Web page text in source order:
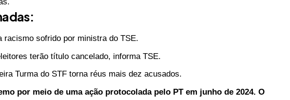
racismo sofrido por ministra do TSE.
terão título cancelado, informa TSE.
Turma do STF torna réus mais dez acusados.
por meio de uma ação protocolada pelo PT em junho de 2024. O